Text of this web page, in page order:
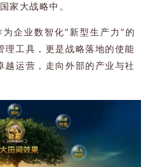
家大战略中。
企业数智化“新型生产力”的
理工具，更是战略落地的使能
越运营，走向外部的产业与社